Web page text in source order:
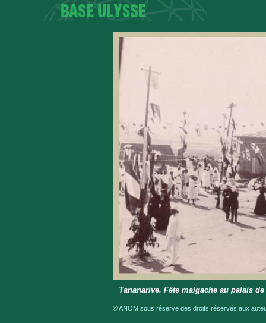
Tananarive. Fête malgache au palais
© ANOM sous réserve des droits réservés aux